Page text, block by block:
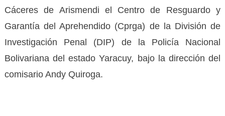
Cáceres de Arismendi el Centro de Resguardo y
Garantía del Aprehendido (Cprga) de la División de
Investigación Penal (DIP) de la Policía Nacional
Bolivariana del estado Yaracuy, bajo la dirección del
comisario Andy Quiroga.